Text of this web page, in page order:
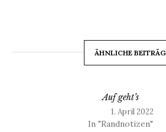
ÄHNLICHE
Auf geht’s
1. April 2022
In "Randnotizen"